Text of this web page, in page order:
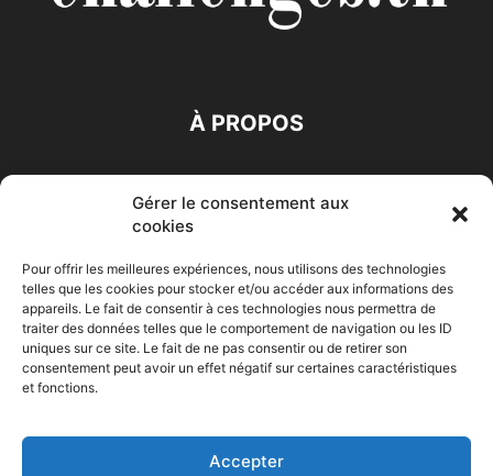
Gérer le consentement aux
cookies
Pour offrir les meilleures expériences, nous utilisons des technologies
telles que les cookies pour stocker et/ou accéder aux informations des
appareils. Le fait de consentir à ces technologies nous permettra de
traiter des données telles que le comportement de navigation ou les ID
uniques sur ce site. Le fait de ne pas consentir ou de retirer son
consentement peut avoir un effet négatif sur certaines caractéristiques
et fonctions.
Accepter
À PROPOS
Accueil Economie Entreprises Entrepreneur
Maghreb